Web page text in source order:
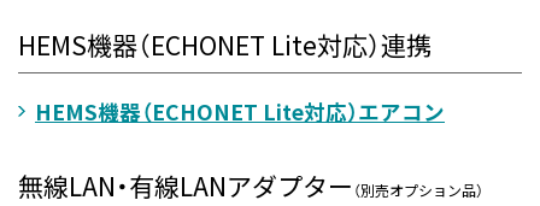
HEMS機器（ECHONET Lite対応）連携
HEMS機器（ECHONET Lite対応）エアコン
無線LAN・有線LANアダプター （別売オプション品）